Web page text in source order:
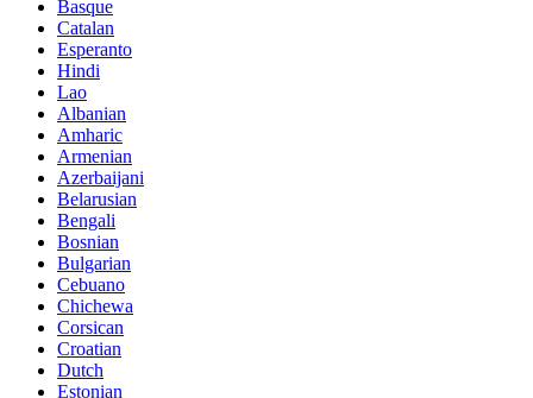
Basque
Catalan
Esperanto
Hindi
Lao
Albanian
Amharic
Armenian
Azerbaijani
Belarusian
Bengali
Bosnian
Bulgarian
Cebuano
Chichewa
Corsican
Croatian
Dutch
Estonian